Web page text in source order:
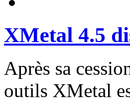
XMetal 4.5
Après sa
outils XMetal